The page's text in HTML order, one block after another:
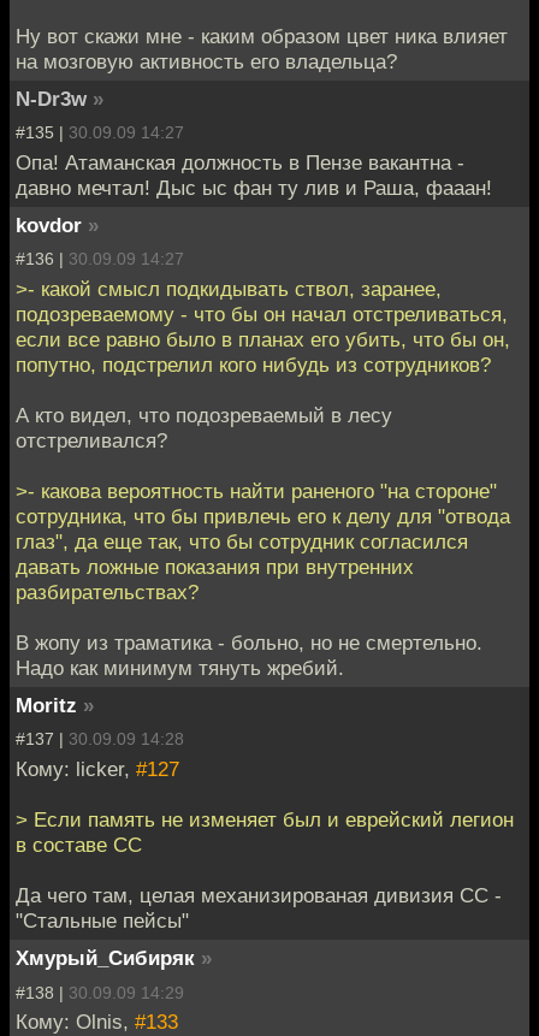
Ну вот скажи мне - каким образом цвет ника влияет
на мозговую активность его владельца?
N-Dr3w »
#135 | 30.09.09 14:27
Опа! Атаманская должность в Пензе вакантна -
давно мечтал! Дыс ыс фан ту лив и Раша, фааан!
kovdor »
#136 | 30.09.09 14:27
>- какой смысл подкидывать ствол, заранее,
подозреваемому - что бы он начал отстреливаться,
если все равно было в планах его убить, что бы он,
попутно, подстрелил кого нибудь из сотрудников?
А кто видел, что подозреваемый в лесу
отстреливался?
>- какова вероятность найти раненого "на стороне"
сотрудника, что бы привлечь его к делу для "отвода
глаз", да еще так, что бы сотрудник согласился
давать ложные показания при внутренних
разбирательствах?
В жопу из траматика - больно, но не смертельно.
Надо как минимум тянуть жребий.
Moritz »
#137 | 30.09.09 14:28
Кому: licker, #127
> Если память не изменяет был и еврейский легион
в составе СС
Да чего там, целая механизированая дивизия СС -
"Стальные пейсы"
Хмурый_Сибиряк »
#138 | 30.09.09 14:29
Кому: Olnis, #133